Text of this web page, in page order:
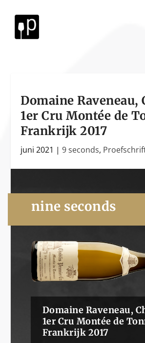
Domaine Raveneau,
1er Cru Montée de
Frankrijk 2017
juni 2021 |9 seconds,
nine seconds
Domaine Raveneau,
1er Cru Montée de
Frankrijk 2017